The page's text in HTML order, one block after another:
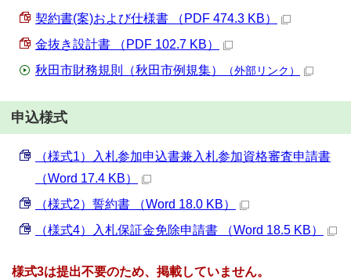
契約書(案)および仕様書 （PDF 474.3 KB）
金抜き設計書 （PDF 102.7 KB）
秋田市財務規則（秋田市例規集）
（外部リンク）
申込様式
（様式1）入札参加申込書兼入札参加資格審査申請書
（Word 17.4 KB）
（様式2）誓約書 （Word 18.0 KB）
（様式4）入札保証金免除申請書 （Word 18.5 KB）
様式3は提出不要のため、掲載していません。